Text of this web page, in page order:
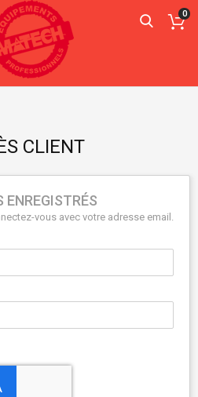
0
CLIENT
ENREGISTRÉS
vous avec votre adresse email.